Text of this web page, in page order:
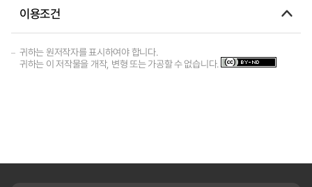
이용조건
귀하는 원저작자를 표시하여야 합니다.
귀하는 이 저작물을 개작, 변형 또는 가공할 수 없습니다.